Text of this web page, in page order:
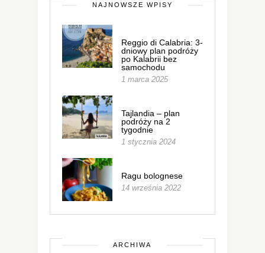
NAJNOWSZE WPISY
Reggio di Calabria: 3-
dniowy plan podróży
po Kalabrii bez
samochodu
1 marca 2025
Tajlandia – plan
podróży na 2
tygodnie
1 stycznia 2024
Ragu bolognese
14 września 2022
ARCHIWA